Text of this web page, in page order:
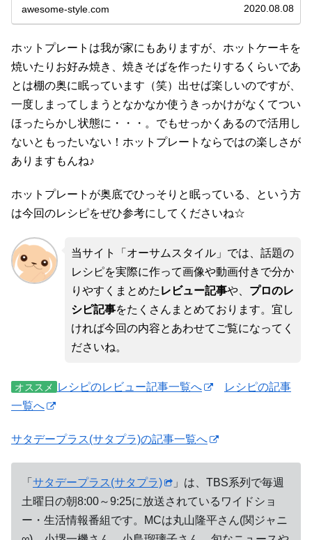
awesome-style.com 2020.08.08
ホットプレートは我が家にもありますが、ホットケーキを
焼いたりお好み焼き、焼きそばを作ったりするくらいであ
とは棚の奥に眠っています（笑）出せば楽しいのですが、
一度しまってしまうとなかなか使うきっかけがなくてつい
ほったらかし状態に・・・。でもせっかくあるので活用し
ないともったいない！ホットプレートならではの楽しさが
ありますもんね♪
ホットプレートが奥底でひっそりと眠っている、という方
は今回のレシピをぜひ参考にしてくださいね☆
当サイト「オーサムスタイル」では、話題の
レシピを実際に作って画像や動画付きで分か
りやすくまとめた レビュー記事や、 プロのレ
シピ記事をたくさんまとめております。宜し
ければ今回の内容とあわせてご覧になってく
ださいね。
オススメ レシピのレビュー記事一覧へ
レシピの記事
一覧へ
サタデープラス(サタプラ)の記事一覧へ
「 サタデープラス(サタプラ)
」は、TBS系列で毎週
土曜日の朝8:00～9:25に放送されているワイドショ
ー・生活情報番組です。MCは丸山隆平さん(関ジャニ